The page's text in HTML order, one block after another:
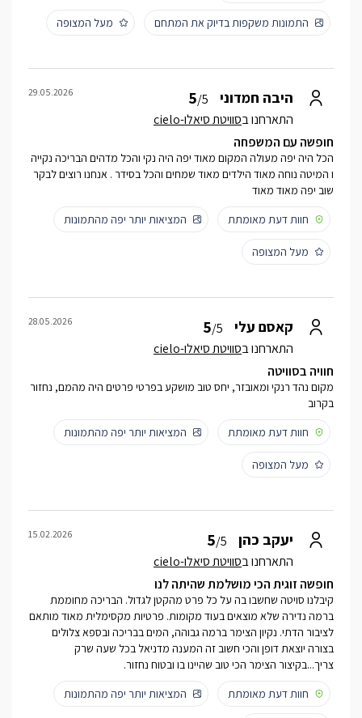
התמונות משקפות בדיוק את המתחם מעל המצופה
היבה חמדוני 5/5
התארחנו בסוויטת סיאלו-cielo
29.05.2026
חופשה עם המשפחה
הכל היה יפה מעולה המקום מאוד יפה היה נקי והכל מדהים הבריכה נקייה
ו המיטה נוחה מאוד הילדים מאוד שמחים והכל בסידר . אנחנו רוצים לבקר
שוב יפה מאוד מאוד
חוות דעת מאומתת
המציאות יותר יפה מהתמונות
מעל המצופה
קאסם עלי 5/5
התארחנו בסוויטת סיאלו-cielo
28.05.2026
חוויה בסוויטה
מקום נהד רנקי ומאובזר, יחס טוב מושקע בפרטי פרטים היה מהמם, נחזור
בקרוב
חוות דעת מאומתת
המציאות יותר יפה מהתמונות
מעל המצופה
יעקב כהן 5/5
התארחנו בסוויטת סיאלו-cielo
15.02.2026
חופשה זוגית הכי מושלמת שהיתה לנו
קיבלנו סויטה שחשבו בה על כל פרט מהקטן לגדול. הבריכה מחוממת
ברמה נדירה שלא מוצאים בעוד מקומות. פרטיות מקסימלית מאוד מותאם
לציבור הדתי. נקיון הצימר ברמה גבוהה, המים בבריכה ובספא צלולים
בצורה יוצאת דופן והכי חשוב זה המענה מדניאל בכל שעה שרק
צריך...בקיצור הצימר הכי טוב שהיינו בו ובטוח נחזור.
חוות דעת מאומתת
המציאות יותר יפה מהתמונות